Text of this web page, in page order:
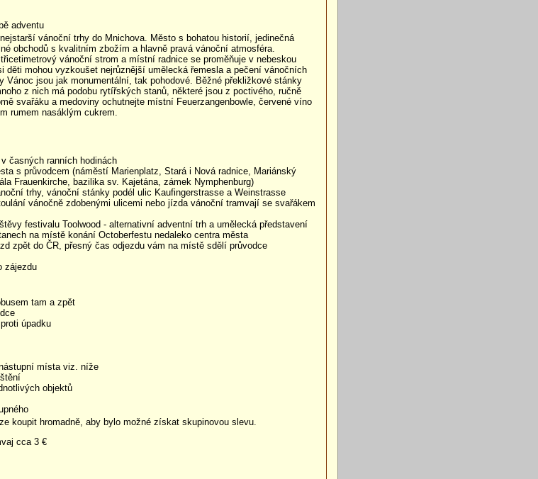
adventu
vánoční trhy do Mnichova. Město s bohatou historií, jedinečná
obchodů s kvalitním zbožím a hlavně pravá vánoční atmosféra.
vánoční strom a místní radnice se proměňuje v nebeskou
děti mohou vyzkoušet nejrůznější umělecká řemesla a pečení vánočních
Vánoc jsou jak monumentální, tak pohodové. Běžné překližkové stánky
z nich má podobu rytířských stanů, některé jsou z poctivého, ručně
svařáku a medoviny ochutnejte místní Feuerzangenbowle, červené víno
rumem nasáklým cukrem.
časných ranních hodinách
s průvodcem (náměstí Marienplatz, Stará i Nová radnice, Mariánský
Frauenkirche, bazilika sv. Kajetána, zámek Nymphenburg)
trhy, vánoční stánky podél ulic Kaufingerstrasse a Weinstrasse
vánočně zdobenými ulicemi nebo jízda vánoční tramvají se svařákem
festivalu Toolwood - alternativní adventní trh a umělecká představení
na místě konání Octoberfestu nedaleko centra města
zpět do ČR, přesný čas odjezdu vám na místě sdělí průvodce
zájezdu
tam a zpět
úpadku
místa viz. níže
objektů
koupit hromadně, aby bylo možné získat skupinovou slevu.
cca 3 €